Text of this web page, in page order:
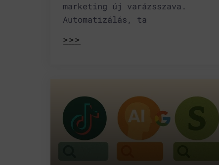
marketing új varázsszava.
Automatizálás, ta
>>>